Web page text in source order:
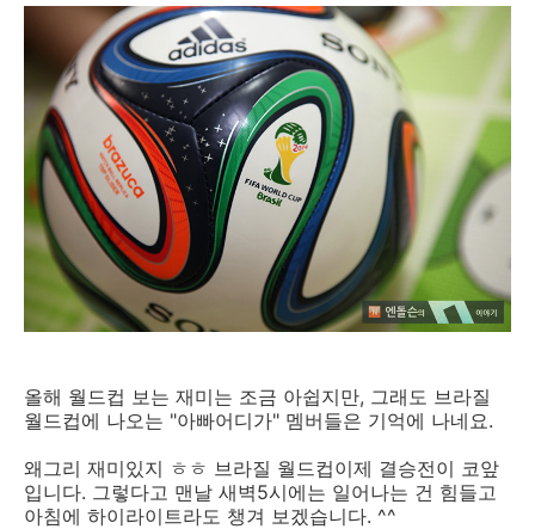
올해 월드컵 보는 재미는 조금 아쉽지만, 그래도 브라질
월드컵에 나오는 "아빠어디가" 멤버들은 기억에 나네요.
왜그리 재미있지 ㅎㅎ 브라질 월드컵이제 결승전이 코앞
입니다. 그렇다고 맨날 새벽5시에는 일어나는 건 힘들고
아침에 하이라이트라도 챙겨 보겠습니다. ^^